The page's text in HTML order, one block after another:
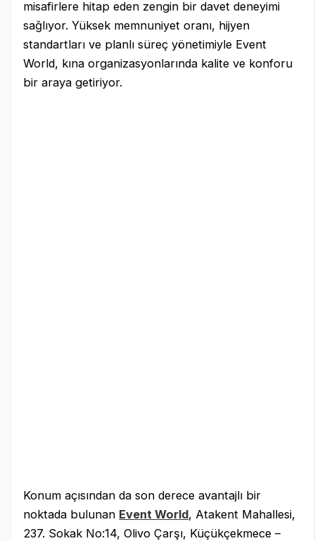
misafirlere hitap eden zengin bir davet deneyimi
sağlıyor. Yüksek memnuniyet oranı, hijyen
standartları ve planlı süreç yönetimiyle Event
World, kına organizasyonlarında kalite ve konforu
bir araya getiriyor.
Konum açısından da son derece avantajlı bir
noktada bulunan Event World, Atakent Mahallesi,
237. Sokak No:14, Olivo Çarşı, Küçükçekmece –